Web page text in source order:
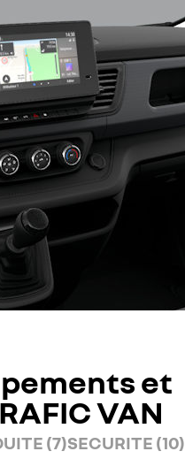
et
VAN
(7)SECURITE (10)